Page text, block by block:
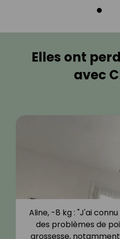
Elles ont
avec
Aline, -8 kg : "J'ai
des problèmes de
grossesse,